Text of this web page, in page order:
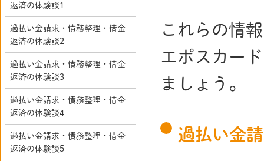
これらの情
エポスカー
ましょう。
過払い金
返済の体験談1
過払い金請求・債務整理・借金
返済の体験談2
過払い金請求・債務整理・借金
返済の体験談3
過払い金請求・債務整理・借金
返済の体験談4
過払い金請求・債務整理・借金
返済の体験談5